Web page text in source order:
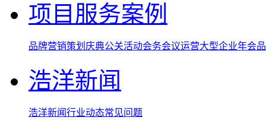
项目服务案例
品牌营销策划 庆典公关活动会务会议运营大型企业年会
浩洋新闻
浩洋新闻行业动态常见问题